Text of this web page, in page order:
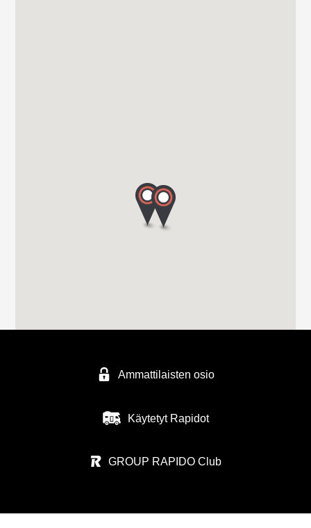
Ammattilaisten osio
Käytetyt Rapidot
GROUP RAPIDO Club